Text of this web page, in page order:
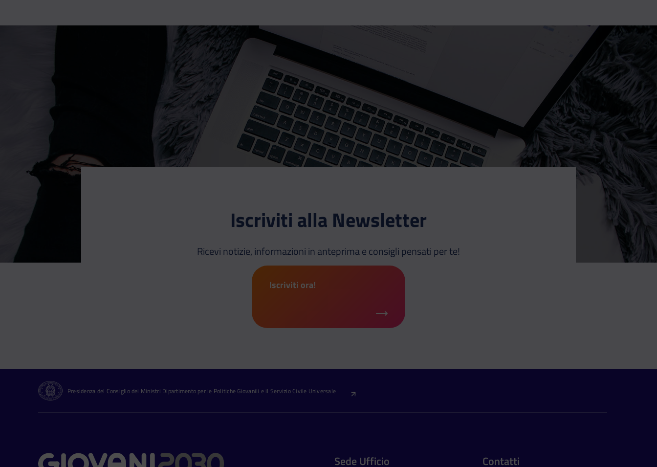
Iscriviti alla Newsletter
Ricevi notizie, informazioni in anteprima e consigli pensati per te!
Iscriviti ora!
Presidenza del Consiglio dei Ministri Dipartimento per le Politiche Giovanili e il Servizio Civile Universale
Sede Ufficio Contatti